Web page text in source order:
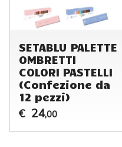
SETABLU PALETTE
OMBRETTI
COLORI PASTELLI
(Confezione da
12 pezzi)
€ 24,00